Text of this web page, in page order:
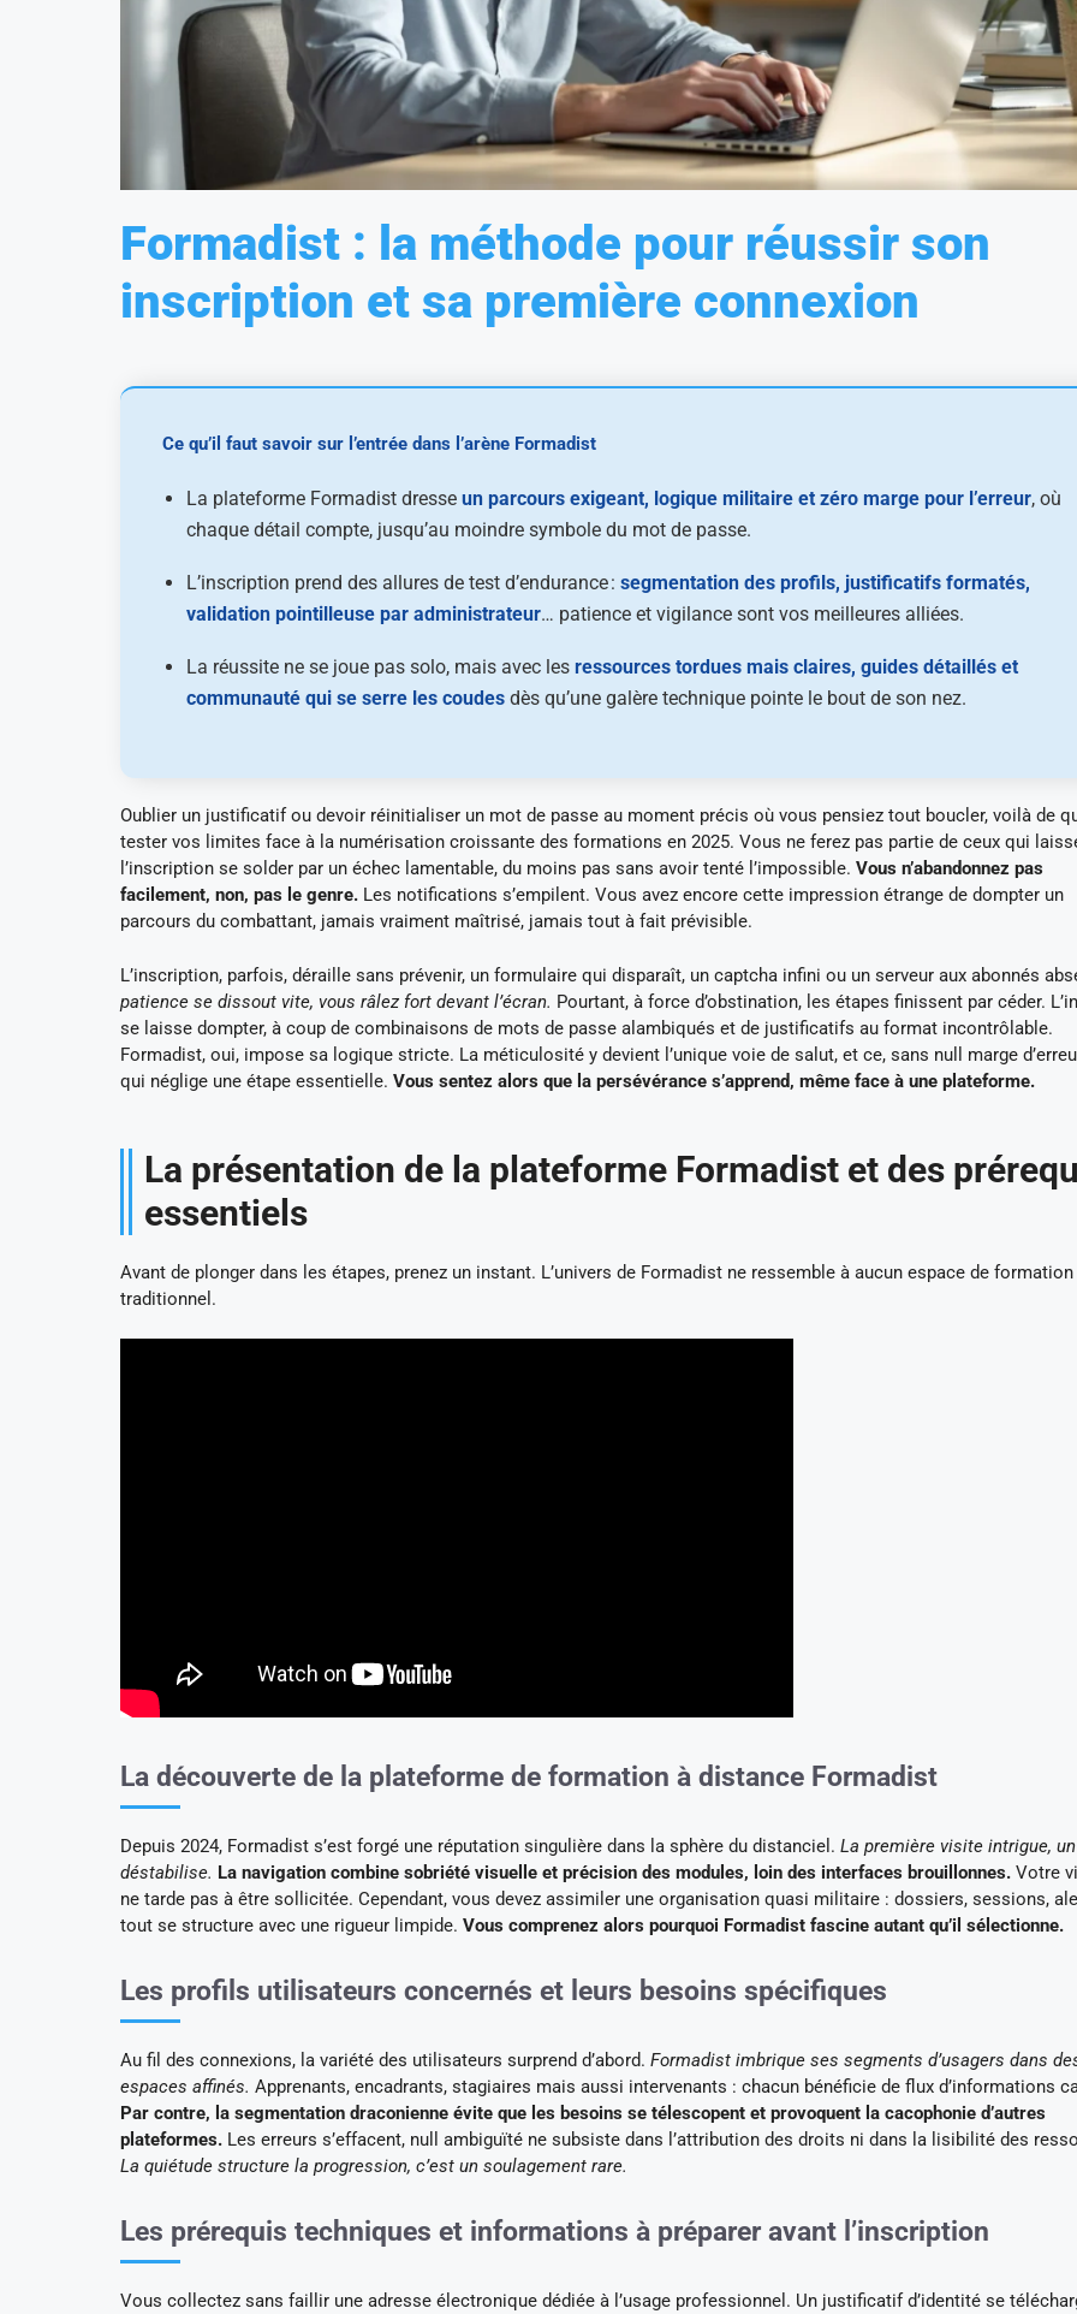
Formadist : la méthode pour réussir son
inscription et sa première connexion
Ce qu’il faut savoir sur l’entrée dans l’arène Formadist
La plateforme Formadist dresse un parcours exigeant, logique militaire et zéro marge pour l’erreur, où
chaque détail compte, jusqu’au moindre symbole du mot de passe.
L’inscription prend des allures de test d’endurance : segmentation des profils, justificatifs formatés,
validation pointilleuse par administrateur… patience et vigilance sont vos meilleures alliées.
La réussite ne se joue pas solo, mais avec les ressources tordues mais claires, guides détaillés et
communauté qui se serre les coudes dès qu’une galère technique pointe le bout de son nez.
Oublier un justificatif ou devoir réinitialiser un mot de passe au moment précis où vous pensiez tout boucler, voilà de
tester vos limites face à la numérisation croissante des formations en 2025. Vous ne ferez pas partie de ceux qui
l’inscription se solder par un échec lamentable, du moins pas sans avoir tenté l’impossible. Vous n’abandonnez pas
facilement, non, pas le genre. Les notifications s’empilent. Vous avez encore cette impression étrange de dompter un
parcours du combattant, jamais vraiment maîtrisé, jamais tout à fait prévisible.
L’inscription, parfois, déraille sans prévenir, un formulaire qui disparaît, un captcha infini ou un serveur aux abonnés
patience se dissout vite, vous râlez fort devant l’écran. Pourtant, à force d’obstination, les étapes finissent par céder.
se laisse dompter, à coup de combinaisons de mots de passe alambiqués et de justificatifs au format incontrôlable.
Formadist, oui, impose sa logique stricte. La méticulosité y devient l’unique voie de salut, et ce, sans null marge
qui néglige une étape essentielle. Vous sentez alors que la persévérance s’apprend, même face à une plateforme.
La présentation de la plateforme Formadist et des
essentiels
Avant de plonger dans les étapes, prenez un instant. L’univers de Formadist ne ressemble à aucun espace de
traditionnel.
La découverte de la plateforme de formation à distance Formadist
Depuis 2024, Formadist s’est forgé une réputation singulière dans la sphère du distanciel. La première visite intrigue,
déstabilise. La navigation combine sobriété visuelle et précision des modules, loin des interfaces brouillonnes. Votre
ne tarde pas à être sollicitée. Cependant, vous devez assimiler une organisation quasi militaire : dossiers, sessions,
tout se structure avec une rigueur limpide. Vous comprenez alors pourquoi Formadist fascine autant qu’il sélectionne.
Les profils utilisateurs concernés et leurs besoins spécifiques
Au fil des connexions, la variété des utilisateurs surprend d’abord. Formadist imbrique ses segments d’usagers dans
espaces affinés. Apprenants, encadrants, stagiaires mais aussi intervenants : chacun bénéficie de flux d’informations
Par contre, la segmentation draconienne évite que les besoins se télescopent et provoquent la cacophonie d’autres
plateformes. Les erreurs s’effacent, null ambiguïté ne subsiste dans l’attribution des droits ni dans la lisibilité des
La quiétude structure la progression, c’est un soulagement rare.
Les prérequis techniques et informations à préparer avant l’inscription
Vous collectez sans faillir une adresse électronique dédiée à l’usage professionnel. Un justificatif d’identité se